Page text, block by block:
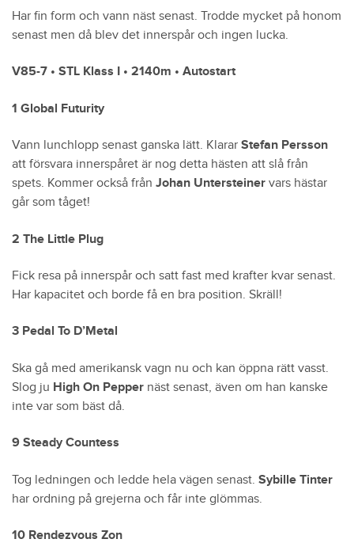
Har fin form och vann näst senast. Trodde mycket på honom
senast men då blev det innerspår och ingen lucka.
V85-7 • STL Klass I • 2140m • Autostart
1 Global Futurity
Vann lunchlopp senast ganska lätt. Klarar Stefan Persson
att försvara innerspåret är nog detta hästen att slå från
spets. Kommer också från Johan Untersteiner vars hästar
går som tåget!
2 The Little Plug
Fick resa på innerspår och satt fast med krafter kvar senast.
Har kapacitet och borde få en bra position. Skräll!
3 Pedal To D’Metal
Ska gå med amerikansk vagn nu och kan öppna rätt vasst.
Slog ju High On Pepper näst senast, även om han kanske
inte var som bäst då.
9 Steady Countess
Tog ledningen och ledde hela vägen senast. Sybille Tinter
har ordning på grejerna och får inte glömmas.
10 Rendezvous Zon